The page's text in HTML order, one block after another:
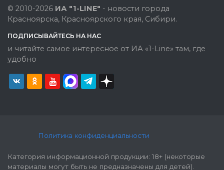
© 2010-2026 ИА "1-LINE" - новости города
Красноярска, Красноярского края, Сибири.
ПОДПИСЫВАЙТЕСЬ НА НАС
и читайте самое интересное от ИА «1-Line» там, где
удобно
Политика конфиденциальности
Категория информационной продукции: 18+ (некоторые
материалы могут быть не предназначены для детей).